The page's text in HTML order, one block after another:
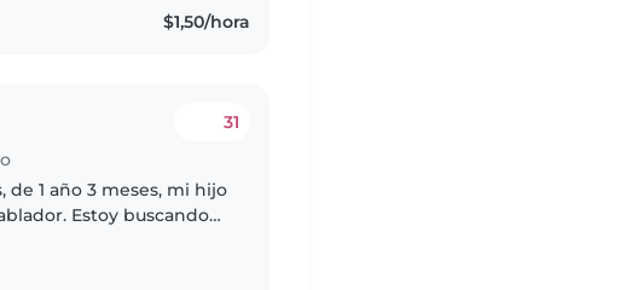
$1,50/hora
31
1 año 3 meses, mi hijo
Estoy buscando